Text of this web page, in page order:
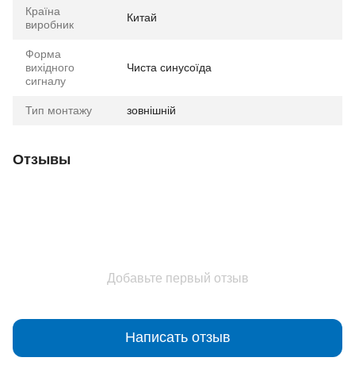
Країна
виробник
Китай
Форма
вихідного
сигналу
Чиста синусоїда
Тип монтажу зовнішній
Отзывы
Добавьте первый отзыв
Написать отзыв